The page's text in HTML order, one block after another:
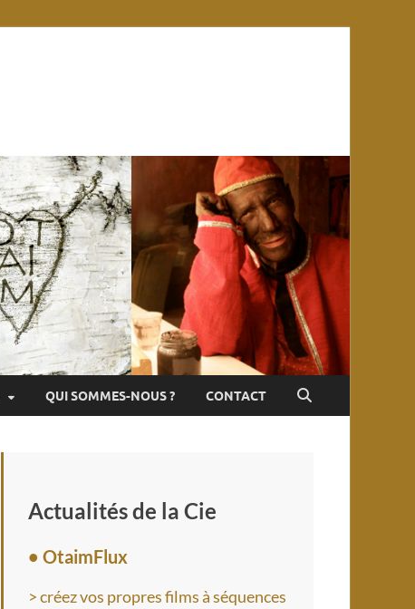
QUI SOMMES-NOUS ? CONTACT
Actualités de la Cie
• OtaimFlux
> créez vos propres films à séquences